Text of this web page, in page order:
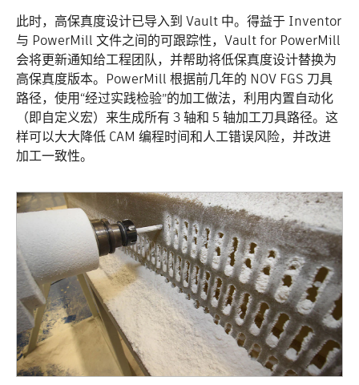
此时，高保真度设计已导入到 Vault 中。得益于 Inventor
与 PowerMill 文件之间的可跟踪性，Vault for PowerMill
会将更新通知给工程团队，并帮助将低保真度设计替换为
高保真度版本。PowerMill 根据前几年的 NOV FGS 刀具
路径，使用“经过实践检验”的加工做法，利用内置自动化
（即自定义宏）来生成所有 3 轴和 5 轴加工刀具路径。这
样可以大大降低 CAM 编程时间和人工错误风险，并改进
加工一致性。